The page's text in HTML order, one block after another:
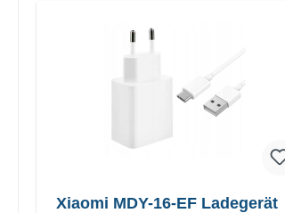
Xiaomi MDY-16-EF Ladegerät